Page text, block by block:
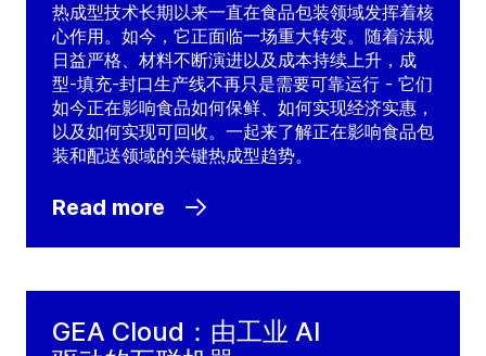
热成型技术长期以来一直在食品包装领域发挥着核
心作用。如今，它正面临一场重大转变。随着法规
日益严格、材料不断演进以及成本持续上升，成
型-填充-封口生产线不再只是需要可靠运行 - 它们
如今正在影响食品如何保鲜、如何实现经济实惠，
以及如何实现可回收。一起来了解正在影响食品包
装和配送领域的关键热成型趋势。
Read more
GEA Cloud：由工业 AI